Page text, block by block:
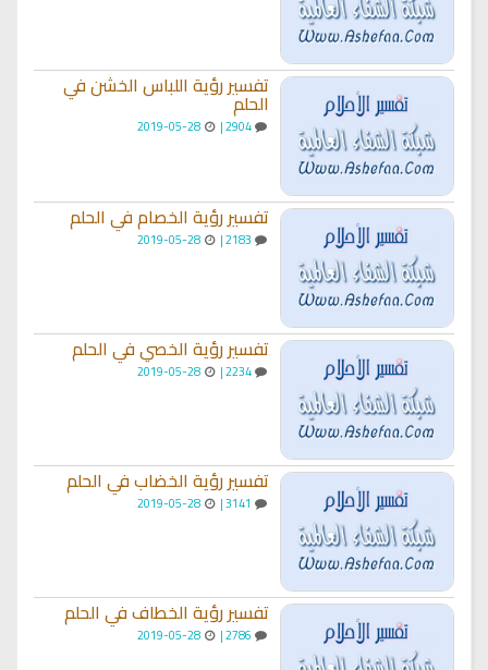
تفسير رؤية اللباس الخشن في
الحلم
2904 |
2019-05-28
تفسير رؤية الخصام في الحلم
2019-05-28
تفسير رؤية الخصي في الحلم
2234 |
2019-05-28
تفسير رؤية الخضاب في الحلم
2019-05-28
تفسير رؤية الخطاف في الحلم
2019-05-28